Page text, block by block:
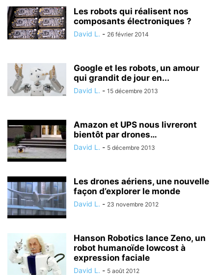
Les robots qui réalisent nos
composants électroniques ?
David L. - 26 février 2014
Google et les robots, un amour
qui grandit de jour en...
David L. - 15 décembre 2013
Amazon et UPS nous livreront
bientôt par drones…
David L. - 5 décembre 2013
Les drones aériens, une nouvelle
façon d’explorer le monde
David L. - 23 novembre 2012
Hanson Robotics lance Zeno, un
robot humanoïde lowcost à
expression faciale
David L. - 5 août 2012